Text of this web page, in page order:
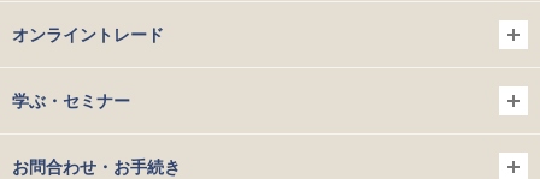
オンライントレード
学ぶ・セミナー
お問合わせ・お手続き